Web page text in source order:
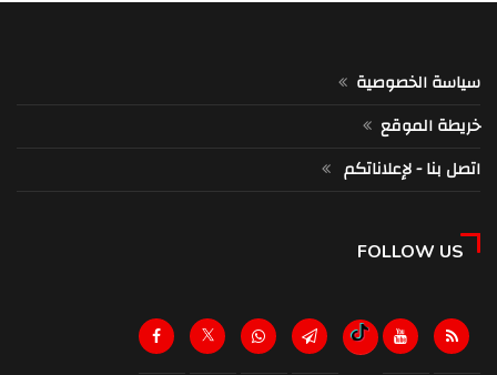
سياسة الخصوصية
خريطة الموقع
اتصل بنا - لإعلاناتكم
FOLLOW US